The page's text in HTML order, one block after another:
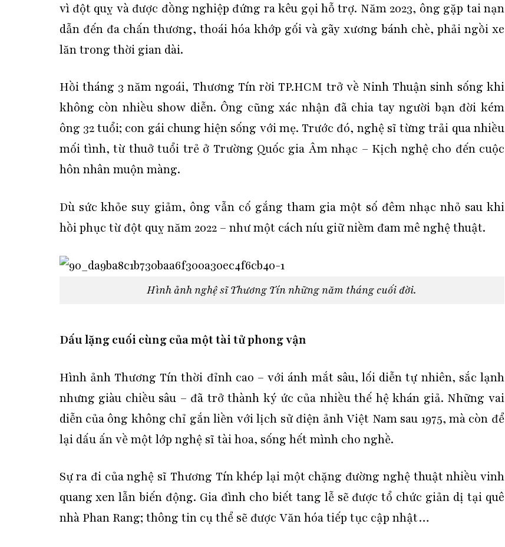
vì đột quỵ và được đồng nghiệp đứng ra kêu gọi hỗ trợ. Năm 2023, ông gặp tai nạn
dẫn đến đa chấn thương, thoái hóa khớp gối và gãy xương bánh chè, phải ngồi xe
lăn trong thời gian dài.
Hồi tháng 3 năm ngoái, Thương Tín rời TP.HCM trở về Ninh Thuận sinh sống khi
không còn nhiều show diễn. Ông cũng xác nhận đã chia tay người bạn đời kém
ông 32 tuổi; con gái chung hiện sống với mẹ. Trước đó, nghệ sĩ từng trải qua nhiều
mối tình, từ thuở tuổi trẻ ở Trường Quốc gia Âm nhạc – Kịch nghệ cho đến cuộc
hôn nhân muộn màng.
Dù sức khỏe suy giảm, ông vẫn cố gắng tham gia một số đêm nhạc nhỏ sau khi
hồi phục từ đột quỵ năm 2022 – như một cách níu giữ niềm đam mê nghệ thuật.
Hình ảnh nghệ sĩ Thương Tín những năm tháng cuối đời.
Dấu lặng cuối cùng của một tài tử phong vận
Hình ảnh Thương Tín thời đỉnh cao – với ánh mắt sâu, lối diễn tự nhiên, sắc lạnh
nhưng giàu chiều sâu – đã trở thành ký ức của nhiều thế hệ khán giả. Những vai
diễn của ông không chỉ gắn liền với lịch sử điện ảnh Việt Nam sau 1975, mà còn để
lại dấu ấn về một lớp nghệ sĩ tài hoa, sống hết mình cho nghề.
Sự ra đi của nghệ sĩ Thương Tín khép lại một chặng đường nghệ thuật nhiều vinh
quang xen lẫn biến động. Gia đình cho biết tang lễ sẽ được tổ chức giản dị tại quê
nhà Phan Rang; thông tin cụ thể sẽ được Văn hóa tiếp tục cập nhật…